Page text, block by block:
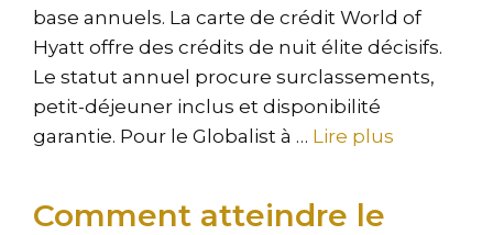
base annuels. La carte de crédit World of
Hyatt offre des crédits de nuit élite décisifs.
Le statut annuel procure surclassements,
petit-déjeuner inclus et disponibilité
garantie. Pour le Globalist à … Lire plus
Comment atteindre le